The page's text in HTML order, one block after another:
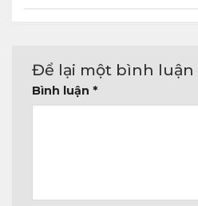
Để lại một bình luận
Bình luận *